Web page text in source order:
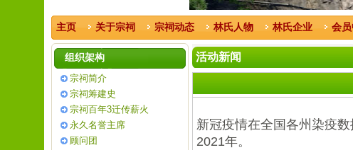
主页 关于宗祠 宗祠动态 林氏人物 林氏企业 会
组织架构
宗祠简介
宗祠筹建史
宗祠百年3迁传薪火
永久名誉主席
顾问团
活动新闻
新冠疫情在全国各州染疫
2021年。